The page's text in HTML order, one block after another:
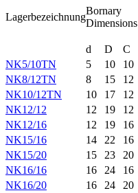
Lagerbezeichnung
Bornary
Dimensions
d D C
NK5/10TN
5 10 10
NK8/12TN
8 15 12
NK10/12TN
10 17 12
NK12/12
12 19 12
NK12/16
12 19 16
NK15/16
14 22 16
NK15/20
15 23 20
NK16/16
16 24 16
NK16/20
16 24 20